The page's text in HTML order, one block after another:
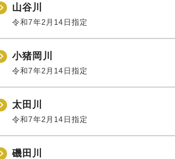
山谷川
令和7年2月14日指定
小猪岡川
令和7年2月14日指定
太田川
令和7年2月14日指定
磯田川